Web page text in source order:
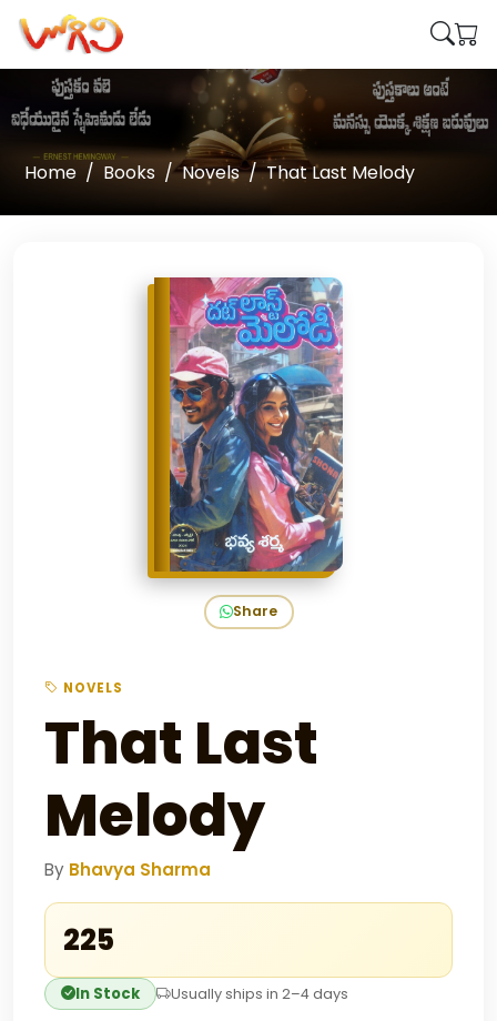
Home Books Novels That Last Melody
Share
NOVELS
That Last
Melody
By Bhavya Sharma
₹225
In Stock Usually ships in 2–4 days